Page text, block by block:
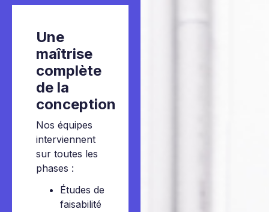
Une
maîtrise
complète
de la
conception
Nos équipes
interviennent
sur toutes les
phases :
Études de
faisabilité